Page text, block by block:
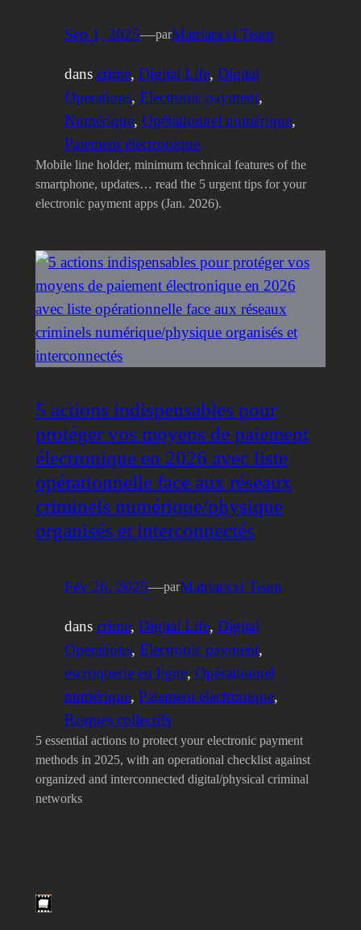
Sep 1, 2025—parMatriarxxi Team
dans crime, Digital Life, Digital
Operations, Electronic payment
Numérique, Opérationnel numérique
Paiement électronique
Mobile line holder, minimum technical features of the
smartphone, updates… read the 5 urgent tips for your
electronic payment apps (Jan. 2026).
5 actions indispensables pour
protéger vos moyens de paiement
électronique en 2026 avec liste
opérationnelle face aux réseaux
criminels numérique/physique
organisés et interconnectés
Fév 26, 2025—parMatriarxxi Team
dans crime, Digital Life, Digital
Operations, Electronic payment
escroquerie en ligne, Opérationnel
numérique, Paiement électronique
Risques collectifs
5 essential actions to protect your electronic payment
methods in 2025, with an operational checklist against
organized and interconnected digital/physical criminal
networks